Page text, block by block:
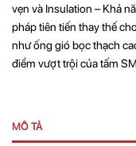
vẹn và Insulation – Khả
pháp tiên tiến thay thế
như ống gió bọc thạch
điểm vượt trội của tấm
MÔ TẢ